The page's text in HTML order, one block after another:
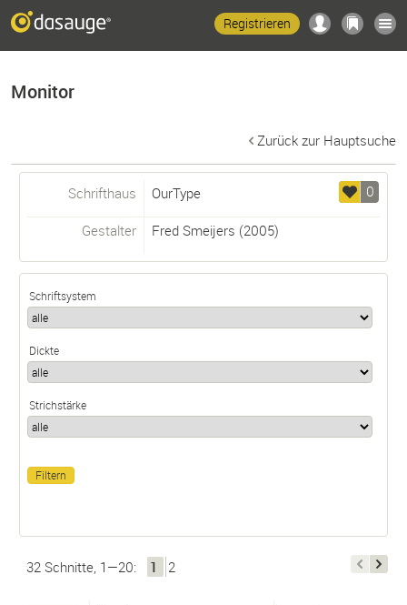
Registrieren
Monitor
Zurück zur Hauptsuche
0
Schrifthaus OurType
Gestalter Fred Smeijers (2005)
Schriftsystem
Dickte
Strichstärke
32 Schnitte, 1—20: 1 2